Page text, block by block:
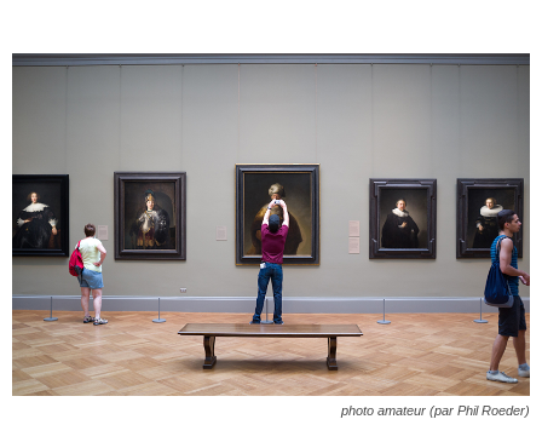
photo amateur (par Phil Roeder)